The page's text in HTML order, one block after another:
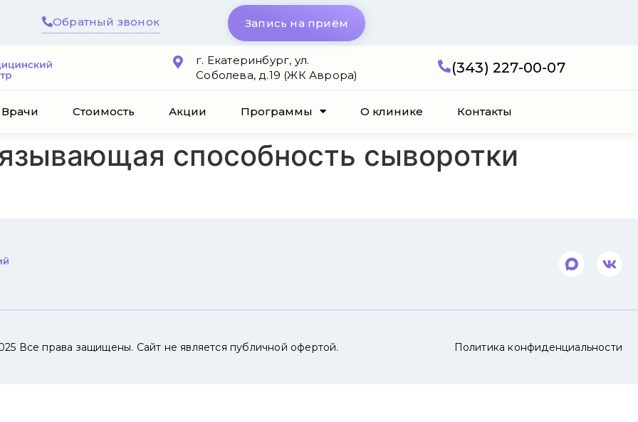
Обратный звонок Запись на приём
г. Екатеринбург, ул.
Соболева, д.19 (ЖК Аврора)
(343) 227-00-07
Врачи Стоимость Акции Программы О клинике Контакты
способность сыворотки
Все права защищены. Сайт не является публичной офертой. Политика конфиденциальности